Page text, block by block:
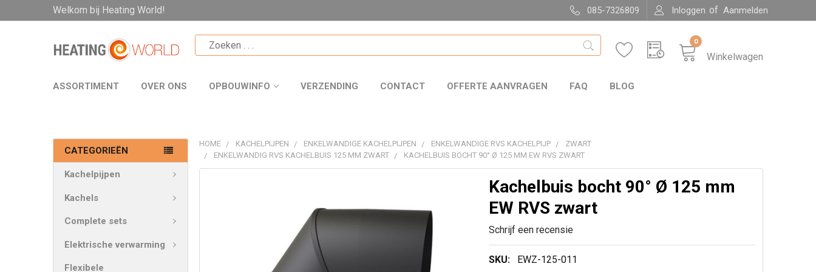
Welkom bij Heating World! 085-7326809 Inloggen of Aanmelden
Winkelwagen
0
ASSORTIMENT OVER ONS OPBOUWINFO VERZENDING CONTACT OFFERTE AANVRAGEN FAQ BLOG
CATEGORIEËN
Kachelpijpen
Kachels
Complete sets
Elektrische verwarming
Flexibele
HOME KACHELPIJPEN ENKELWANDIGE KACHELPIJPEN ENKELWANDIGE RVS KACHELPIJP
ZWART
ENKELWANDIG RVS KACHELBUIS 125 MM ZWART
KACHELBUIS BOCHT 90° Ø 125 MM EW RVS ZWART
Kachelbuis bocht 90° Ø 125 mm
EW RVS zwart
Schrijf een recensie
SKU: EWZ-125-011